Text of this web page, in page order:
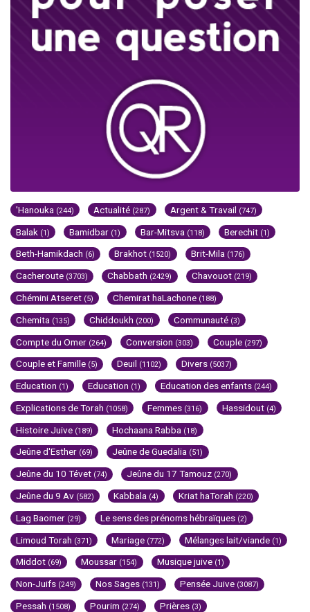
'Hanouka (244) Actualité (287) Argent & Travail (747)
Balak (1) Bamidbar (1) Bar-Mitsva (118) Berechit (1)
Beth-Hamikdach (6) Brakhot (1520) Brit-Mila (176)
Cacheroute (3703) Chabbath (2429) Chavouot (219)
Chémini Atseret (5) Chemirat haLachone (188)
Chemita (135) Chiddoukh (200) Communauté (3)
Compte du Omer (264) Conversion (303) Couple (297)
Couple et Famille (5) Deuil (1102) Divers (5037)
Education (1) Education (1) Education des enfants (244)
Explications de Torah (1058) Femmes (316) Hassidout (4)
Histoire Juive (189) Hochaana Rabba (18)
Jeûne d'Esther (69) Jeûne de Guedalia (51)
Jeûne du 10 Tévet (74) Jeûne du 17 Tamouz (270)
Jeûne du 9 Av (582) Kabbala (4) Kriat haTorah (220)
Lag Baomer (29) Le sens des prénoms hébraïques (2)
Limoud Torah (371) Mariage (772) Mélanges lait/viande (1)
Middot (69) Moussar (154) Musique juive (1)
Non-Juifs (249) Nos Sages (131) Pensée Juive (3087)
Pessah (1508) Pourim (274) Prières (3)